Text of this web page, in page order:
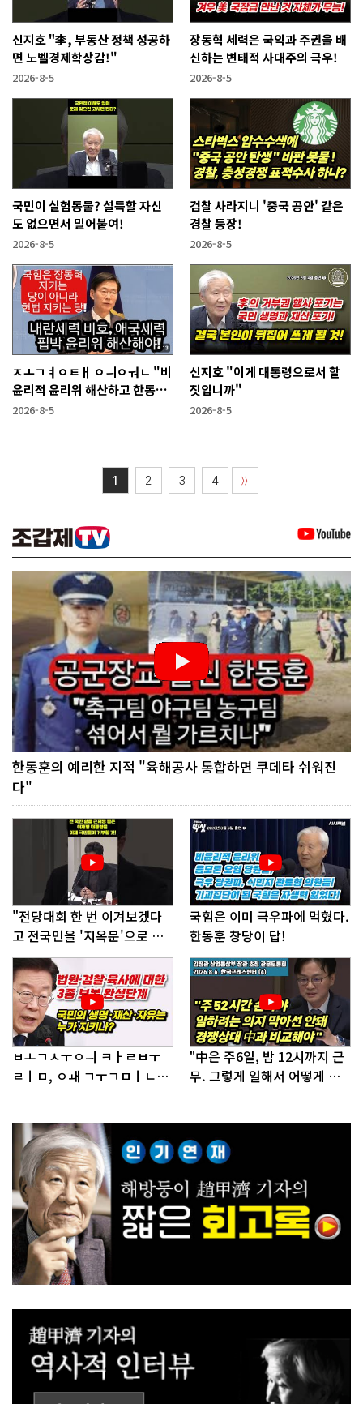
신지호 "李, 부동산 정책 성공하
면 노벨경제학상감!"
2026-8-5
장동혁 세력은 국익과 주권을 배
신하는 변태적 사대주의 극우!
2026-8-5
국민이 실험동물? 설득할 자신
도 없으면서 밀어붙여!
2026-8-5
검찰 사라지니 '중국 공안' 같은
경찰 등장!
2026-8-5
ㅈㅗㄱㅕㅇㅌㅐ ㅇㅢㅇㅝㄴ "비
윤리적 윤리위 해산하고 한동훈
복당 시켜야"
2026-8-5
신지호 "이게 대통령으로서 할
짓입니까"
2026-8-5
1 2 3 4 〉〉
한동훈의 예리한 지적 "육해공사 통합하면 쿠데타 쉬워진
다"
"전당대회 한 번 이겨보겠다
고 전국민을 '지옥문'으로 밀
어!"
국힘은 이미 극우파에 먹혔다.
한동훈 창당이 답!
ㅂㅗㄱㅅㅜㅇㅢ ㅋㅏㄹㅂㅜ
ㄹㅣㅁ, ㅇㅙ ㄱㅜㄱㅁㅣㄴㄷ
ㅡㄹㅇㅣ ㄷㅏㅇㅎㅐㅇㅑ ㅎ
"中은 주6일, 밤 12시까지 근
무. 그렇게 일해서 어떻게 경
쟁하냐 반문하더라"